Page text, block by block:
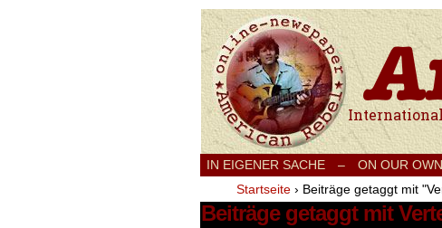
Internationale
IN EIGENER SACHE – ON OUR
Startseite › Beiträge getaggt mit
Beiträge getaggt mit